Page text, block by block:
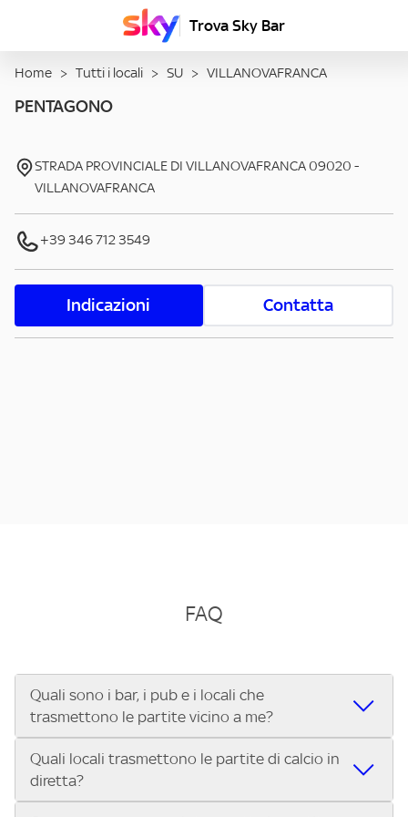
Trova Sky Bar
Home > Tutti i locali > SU > VILLANOVAFRANCA
PENTAGONO
STRADA PROVINCIALE DI VILLANOVAFRANCA 09020 -
VILLANOVAFRANCA
+39 346 712 3549
Indicazioni Contatta
FAQ
Quali sono i bar, i pub e i locali che
trasmettono le partite vicino a me?
Se cerchi un bar, pub, ristorante o locale vicino a te per
vedere le partite di Serie A ENILIVE, la Serie C Sky Wifi, la
UEFA Champions League, la UEFA Europa League, la UEFA
Quali locali trasmettono le partite di calcio in
diretta?